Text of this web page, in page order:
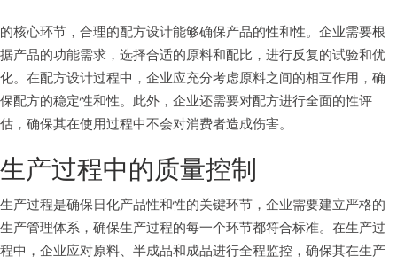
的核心环节，合理的配方设计能够确保产品的性和性。企业需要根
据产品的功能需求，选择合适的原料和配比，进行反复的试验和优
化。在配方设计过程中，企业应充分考虑原料之间的相互作用，确
保配方的稳定性和性。此外，企业还需要对配方进行全面的性评
估，确保其在使用过程中不会对消费者造成伤害。
生产过程中的质量控制
生产过程是确保日化产品性和性的关键环节，企业需要建立严格的
生产管理体系，确保生产过程的每一个环节都符合标准。在生产过
程中，企业应对原料、半成品和成品进行全程监控，确保其在生产